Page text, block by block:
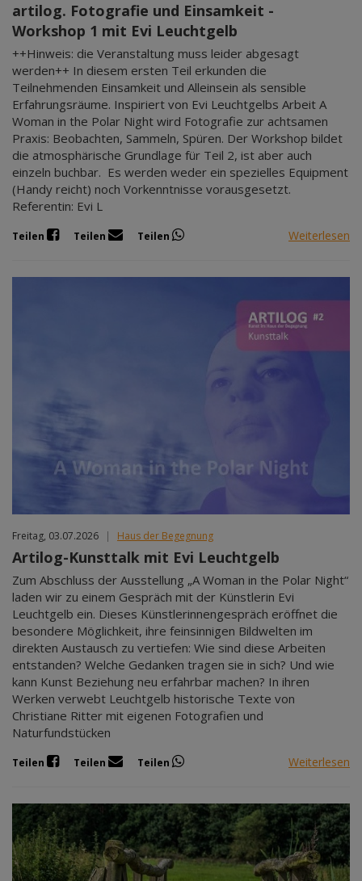
artilog. Fotografie und Einsamkeit -
Workshop 1 mit Evi Leuchtgelb
++Hinweis: die Veranstaltung muss leider abgesagt
werden++ In diesem ersten Teil erkunden die
Teilnehmenden Einsamkeit und Alleinsein als sensible
Erfahrungsräume. Inspiriert von Evi Leuchtgelbs Arbeit A
Woman in the Polar Night wird Fotografie zur achtsamen
Praxis: Beobachten, Sammeln, Spüren. Der Workshop bildet
die atmosphärische Grundlage für Teil 2, ist aber auch
einzeln buchbar. Es werden weder ein spezielles Equipment
(Handy reicht) noch Vorkenntnisse vorausgesetzt.
Referentin: Evi L
Teilen Teilen Teilen Weiterlesen
Freitag, 03.07.2026 | Haus der Begegnung
Artilog-Kunsttalk mit Evi Leuchtgelb
Zum Abschluss der Ausstellung „A Woman in the Polar Night“
laden wir zu einem Gespräch mit der Künstlerin Evi
Leuchtgelb ein. Dieses Künstlerinnengespräch eröffnet die
besondere Möglichkeit, ihre feinsinnigen Bildwelten im
direkten Austausch zu vertiefen: Wie sind diese Arbeiten
entstanden? Welche Gedanken tragen sie in sich? Und wie
kann Kunst Beziehung neu erfahrbar machen? In ihren
Werken verwebt Leuchtgelb historische Texte von
Christiane Ritter mit eigenen Fotografien und
Naturfundstücken
Teilen Teilen Teilen Weiterlesen